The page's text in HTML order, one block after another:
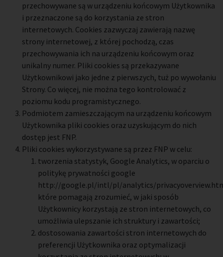
przechowywane są w urządzeniu końcowym Użytkownika
i przeznaczone są do korzystania ze stron
internetowych. Cookies zazwyczaj zawierają nazwę
strony internetowej, z której pochodzą, czas
przechowywania ich na urządzeniu końcowym oraz
unikalny numer. Pliki cookies są przekazywane
Użytkownikowi jako jedne z pierwszych, tuż po wywołaniu
Strony. Co więcej, nie można tego kontrolować z
poziomu kodu programistycznego.
Podmiotem zamieszczającym na urządzeniu końcowym
Użytkownika pliki cookies oraz uzyskującym do nich
dostęp jest FNP.
Pliki cookies wykorzystywane są przez FNP w celu:
tworzenia statystyk, Google Analytics, w oparciu o
politykę prywatności google
http://google.pl/intl/pl/analytics/
które pomagają zrozumieć, w jaki sposób
Użytkownicy korzystają ze stron internetowych, co
umożliwia ulepszanie ich struktury i zawartości;
dostosowania zawartości stron internetowych do
preferencji Użytkownika oraz optymalizacji